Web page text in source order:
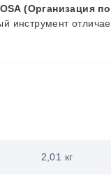
OSA (Организация
инструмент
2,01 кг